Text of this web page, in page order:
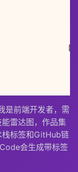
是前端开发者，需
雷达图，作品集
栈标签和GitHub链
会生成带标签